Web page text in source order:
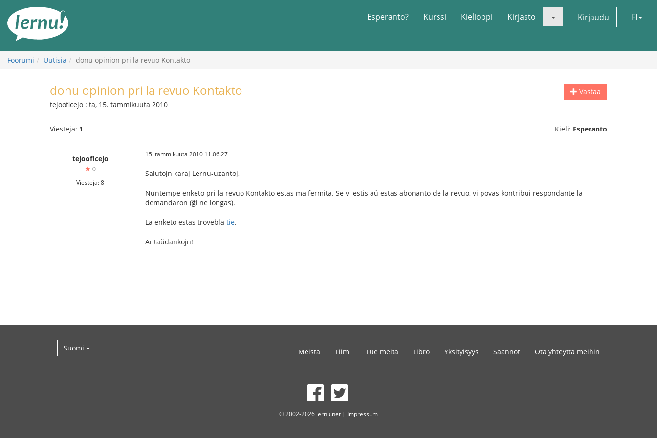
sisältöön
Esperanto? Kurssi Kielioppi Kirjasto Kirjaudu FI
Foorumi Uutisia donu opinion pri la revuo Kontakto
Vastaa
donu opinion pri la revuo Kontakto
tejooficejo :lta, 15. tammikuuta 2010
Viestejä: 1 Kieli: Esperanto
tejooficejo
0
Viestejä: 8
15. tammikuuta 2010 11.06.27
Salutojn karaj Lernu-uzantoj,
Nuntempe enketo pri la revuo Kontakto estas malfermita. Se vi estis aŭ estas abonanto de la revuo, vi povas kontribui respondante la
demandaron (ĝi ne longas).
La enketo estas trovebla tie.
Antaŭdankojn!
Suomi Meistä Tiimi Tue meitä Libro Yksityisyys Säännöt Ota yhteyttä meihin
© 2002-2026 lernu.net | Impressum